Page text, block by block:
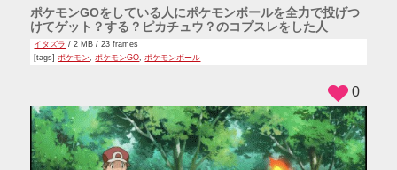
ポケモンGOをしている人にポケモンボールを全力で投げつ
けてゲット？する？ピカチュウ？のコプスレをした人
イタズラ / 2 MB / 23 frames
[tags]ポケモン,ポケモンGO,ポケモンボール
0